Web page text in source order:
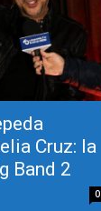
Cruz: la
Band 2
0